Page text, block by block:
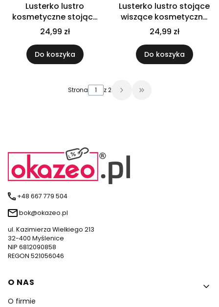
Lusterko lustro
kosmetyczne stojące
wiszące do makijażu
ozdobna rama różowe
24,99 zł
Do koszyka
Lusterko lustro stojące
wiszące kosmetyczne
do makijażu ozdobne
dekoracyjne białe
24,99 zł
Do koszyka
Strona z 2 Przejdź do ostatniej
+48 667 779 504
bok@okazeo.pl
ul. Kazimierza Wielkiego 213
32-400 Myślenice
NIP 6812090858
REGON 521056046
Linki w stopce
O NAS
O firmie